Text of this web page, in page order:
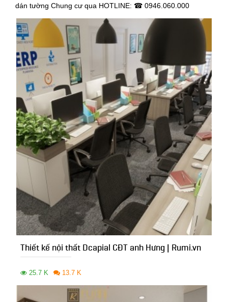
dán tường Chung cư qua HOTLINE: ☎ 0946.060.000
Thiết kế nội thất Dcapial CĐT anh Hưng | Rumi.vn
25.7 K 13.7 K